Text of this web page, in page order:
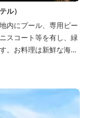
ル）
内にプール、専用ビー
スコート等を有し、緑
。お料理は新鮮な海の
伊勢海老残酷鍋会席、
。夏には野外バーベキ